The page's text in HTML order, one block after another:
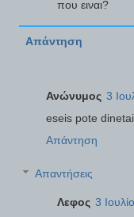
που ειναι?
Απάντηση
Ανώνυμος 3
eseis pote
Απάντηση
Απαντήσεις
Λεφος 3